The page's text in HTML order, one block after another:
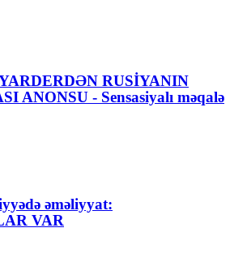
RUSİYANIN
ANONSU - Sensasiyalı məqalə
əməliyyat:
VAR